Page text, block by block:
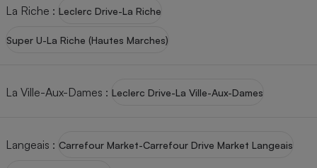
La Riche : Leclerc Drive-La Riche
Super U-La Riche (Hautes Marches)
La Ville-Aux-Dames : Leclerc Drive-La Ville-Aux-Dames
Langeais : Carrefour Market-Carrefour Drive Market Langeais